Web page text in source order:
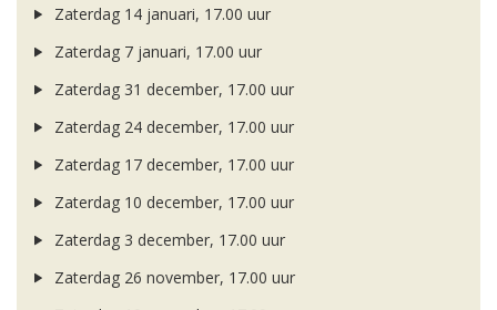
Zaterdag 14 januari, 17.00 uur
Zaterdag 7 januari, 17.00 uur
Zaterdag 31 december, 17.00 uur
Zaterdag 24 december, 17.00 uur
Zaterdag 17 december, 17.00 uur
Zaterdag 10 december, 17.00 uur
Zaterdag 3 december, 17.00 uur
Zaterdag 26 november, 17.00 uur